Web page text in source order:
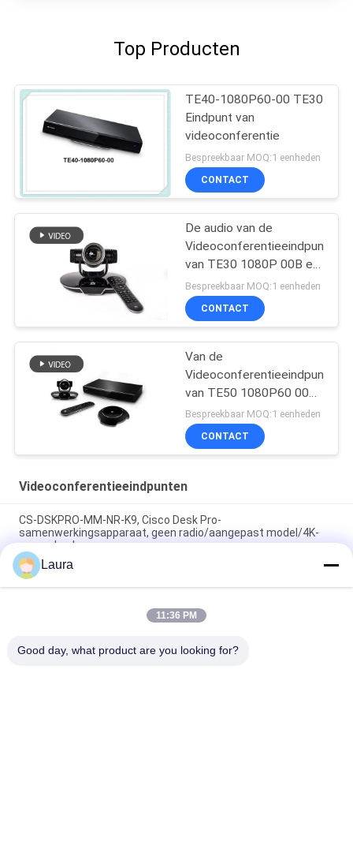
Top Producten
TE40-1080P60-00 TE30
Eindpunt van
videoconferentie
Bespreekbaar MOQ:1 eenheden
CONTACT
De audio van de
Videoconferentieeindpunten
van TE30 1080P 00B en
videoconferentiesysteem
Bespreekbaar MOQ:1 eenheden
CONTACT
Van de
Videoconferentieeindpunten
van TE50 1080P60 00
de
videoconferentiesysteem
logitech
Bespreekbaar MOQ:1 eenheden
CONTACT
Videoconferentieeindpunten
CS-DSKPRO-MM-NR-K9, Cisco Desk Pro-
samenwerkingsapparaat, geen radio/aangepast model/4K-
aanraakscherm
Poly Studio X52 videobar en TC10
aanraakbedieningspaneelbundel, 7200-88085-001
Poly G7500 met Studio E70 en TC10-controllerkit
Laura
11:36 PM
Good day, what product are you looking for?